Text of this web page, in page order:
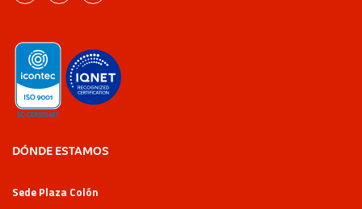
DÓNDE ESTAMOS
Sede Plaza Colón